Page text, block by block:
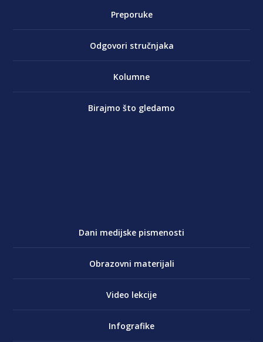
Preporuke
Odgovori stručnjaka
Kolumne
Birajmo što gledamo
Dani medijske pismenosti
Obrazovni materijali
Video lekcije
Infografike